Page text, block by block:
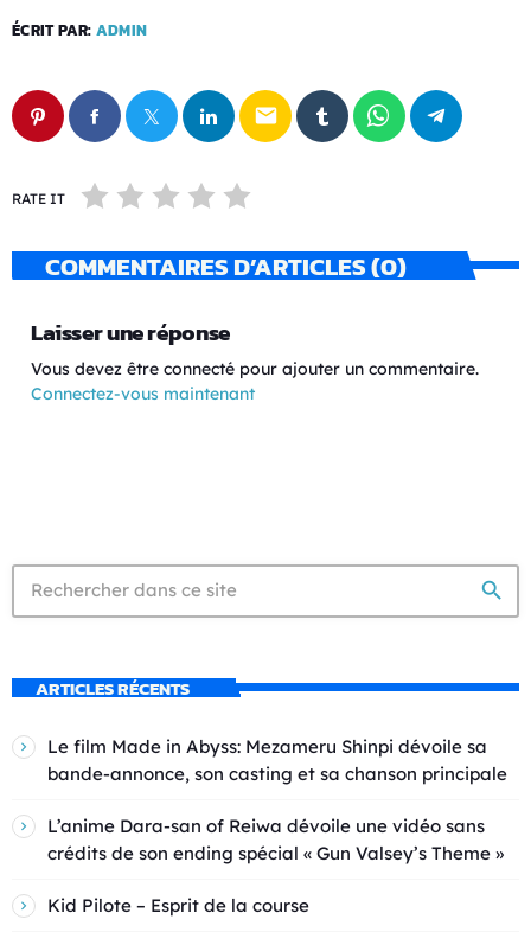
ÉCRIT PAR: ADMIN
email
RATE IT
COMMENTAIRES D’ARTICLES (0)
Laisser une réponse
Vous devez être connecté pour ajouter un commentaire.
Connectez-vous maintenant
search
ARTICLES RÉCENTS
Le film Made in Abyss: Mezameru Shinpi dévoile sa
bande-annonce, son casting et sa chanson principale
L’anime Dara-san of Reiwa dévoile une vidéo sans
crédits de son ending spécial « Gun Valsey’s Theme »
Kid Pilote – Esprit de la course